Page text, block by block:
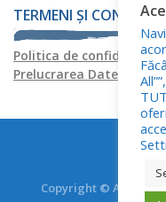
TERMENI ȘI CONDIȚII
Politica de
Prelucrarea Datelor cu
Copyright © Asociația